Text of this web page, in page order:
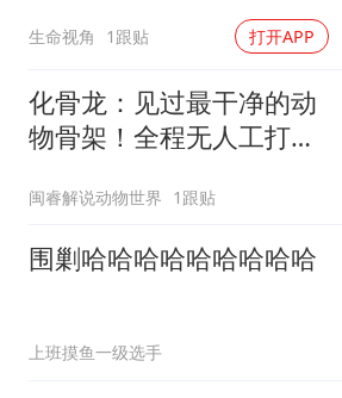
生命视角 1跟贴 打开APP
化骨龙：见过最干净的动
物骨架！全程无人工打
闽睿解说动物世界 1跟贴
围剿哈哈哈哈哈哈哈哈哈
上班摸鱼一级选手